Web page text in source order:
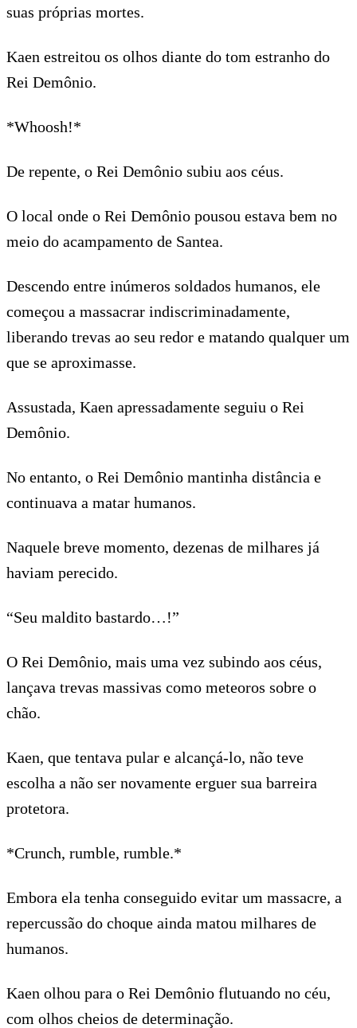
suas próprias mortes.
Kaen estreitou os olhos diante do tom estranho do
Rei Demônio.
*Whoosh!*
De repente, o Rei Demônio subiu aos céus.
O local onde o Rei Demônio pousou estava bem no
meio do acampamento de Santea.
Descendo entre inúmeros soldados humanos, ele
começou a massacrar indiscriminadamente,
liberando trevas ao seu redor e matando qualquer um
que se aproximasse.
Assustada, Kaen apressadamente seguiu o Rei
Demônio.
No entanto, o Rei Demônio mantinha distância e
continuava a matar humanos.
Naquele breve momento, dezenas de milhares já
haviam perecido.
“Seu maldito bastardo…!”
O Rei Demônio, mais uma vez subindo aos céus,
lançava trevas massivas como meteoros sobre o
chão.
Kaen, que tentava pular e alcançá-lo, não teve
escolha a não ser novamente erguer sua barreira
protetora.
*Crunch, rumble, rumble.*
Embora ela tenha conseguido evitar um massacre, a
repercussão do choque ainda matou milhares de
humanos.
Kaen olhou para o Rei Demônio flutuando no céu,
com olhos cheios de determinação.